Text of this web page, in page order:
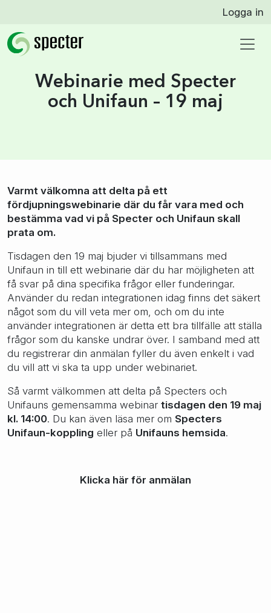
Logga in
Webinarie med Specter
och Unifaun – 19 maj
Varmt välkomna att delta på ett
fördjupningswebinarie där du får vara med och
bestämma vad vi på Specter och Unifaun skall
prata om.
Tisdagen den 19 maj bjuder vi tillsammans med
Unifaun in till ett webinarie där du har möjligheten att
få svar på dina specifika frågor eller funderingar.
Använder du redan integrationen idag finns det säkert
något som du vill veta mer om, och om du inte
använder integrationen är detta ett bra tillfälle att ställa
frågor som du kanske undrar över. I samband med att
du registrerar din anmälan fyller du även enkelt i vad
du vill att vi ska ta upp under webinariet.
Så varmt välkommen att delta på Specters och
Unifauns gemensamma webinar tisdagen den 19 maj
kl. 14:00. Du kan även läsa mer om Specters
Unifaun-koppling eller på Unifauns hemsida.
Klicka här för anmälan